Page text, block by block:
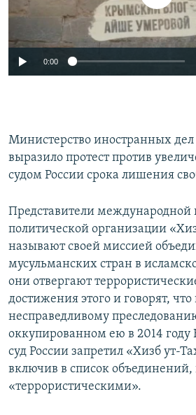
0:00
Министерство иностранных
выразило протест против
судом России срока лишения
Представители международной
политической организации
называют своей миссией
мусульманских стран в
они отвергают
достижения этого и говорят,
несправедливому
оккупированном ею в 2014
суд России запретил «Хизб ут-
включив в список
«террористическими».